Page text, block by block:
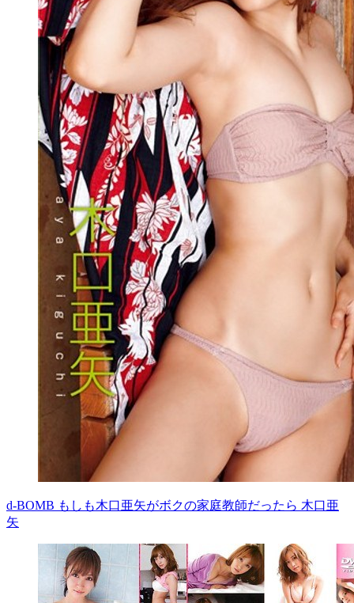
d-BOMB もしも木口亜矢がボクの家庭教師だったら 木口亜
矢